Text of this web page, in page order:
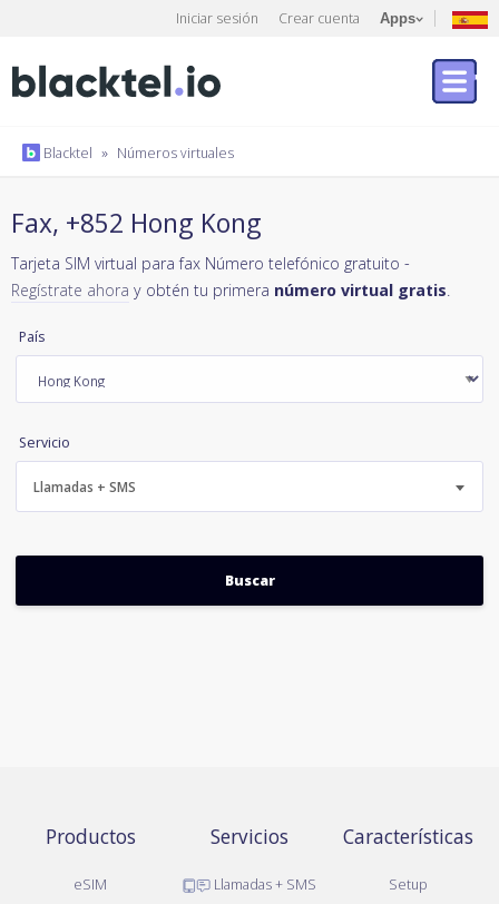
Iniciar sesión Crear cuenta Apps
Blacktel » Números virtuales
Fax, +852 Hong Kong
Tarjeta SIM virtual para fax Número telefónico gratuito -
Regístrate ahora y obtén tu primera número virtual gratis.
País
Servicio
Llamadas + SMS
Productos
eSIM
Servicios
Llamadas + SMS
Características
Setup